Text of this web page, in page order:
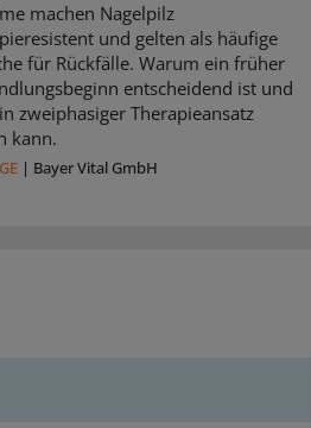
machen Nagelpilz
und gelten als häufige
für Rückfälle. Warum ein früher
entscheidend ist und
zweiphasiger Therapieansatz
kann.
| Bayer Vital GmbH